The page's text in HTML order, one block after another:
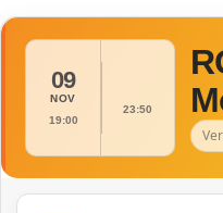
09
NOV
19:00
23:50